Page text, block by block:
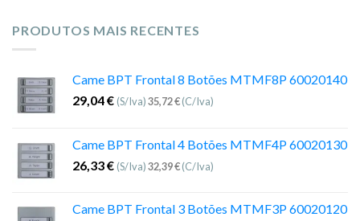
PRODUTOS MAIS RECENTES
Came BPT Frontal 8 Botões MTMF8P 60020140
29,04€ (S/Iva)35,72€(C/Iva)
Came BPT Frontal 4 Botões MTMF4P 60020130
26,33€ (S/Iva)32,39€(C/Iva)
Came BPT Frontal 3 Botões MTMF3P 60020120